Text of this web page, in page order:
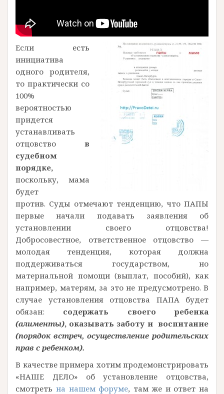
Если есть
инициатива
одного родителя,
то практически со
100%
вероятностью
придется
устанавливать
отцовство в
судебном
порядке,
поскольку, мама
будет
против. Суды отмечают тенденцию, что ПАПЫ
первые начали подавать заявления об
установлении своего отцовства!
Добросовестное, ответственное отцовство —
молодая тенденция, которая должна
поддерживаться государством, но
материальной помощи (выплат, пособий), как
например, матерям, за это не предусмотрено. В
случае установления отцовства ПАПА будет
обязан: содержать своего ребенка
(алименты), оказывать заботу и воспитание
(порядок встреч, осуществление родительских
прав с ребенком).
В качестве примера хотим продемонстрировать
«НАШЕ ДЕЛО» об установление отцовства,
смотреть на нашем форуме, там же и ответ на